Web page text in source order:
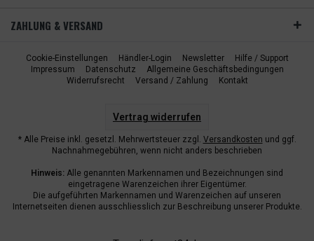
ZAHLUNG & VERSAND
Cookie-Einstellungen Händler-Login Newsletter
Hilfe / Support
Impressum
Datenschutz
Allgemeine Geschäftsbedingungen
Widerrufsrecht
Versand / Zahlung Kontakt
Vertrag widerrufen
* Alle Preise inkl. gesetzl. Mehrwertsteuer zzgl. Versandkosten und ggf.
Nachnahmegebühren, wenn nicht anders beschrieben
Hinweis: Alle genannten Markennamen und Bezeichnungen sind
eingetragene Warenzeichen ihrer Eigentümer.
Die aufgeführten Markennamen und Warenzeichen auf unseren
Internetseiten dienen ausschliesslich zur Beschreibung unserer Produkte.